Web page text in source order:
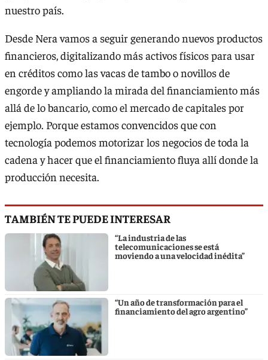
nuestro país.
Desde Nera vamos a seguir generando nuevos productos
financieros, digitalizando más activos físicos para usar
en créditos como las vacas de tambo o novillos de
engorde y ampliando la mirada del financiamiento más
allá de lo bancario, como el mercado de capitales por
ejemplo. Porque estamos convencidos que con
tecnología podemos motorizar los negocios de toda la
cadena y hacer que el financiamiento fluya allí donde la
producción necesita.
TAMBIÉN TE PUEDE INTERESAR
“La industria de las
telecomunicaciones se está
moviendo a una velocidad inédita”
“Un año de transformación para el
financiamiento del agro argentino”